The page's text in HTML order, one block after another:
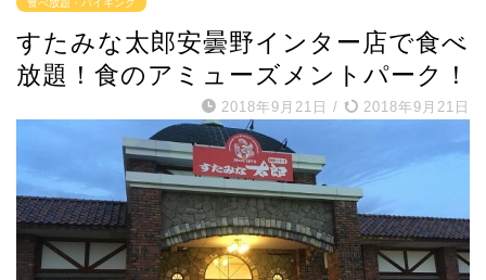
食べ放題・バイキング
すたみな太郎安曇野インター店で食べ
放題！食のアミューズメントパーク！
2018年9月21日 / 2018年9月21日